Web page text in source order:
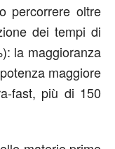
percorrere oltre
dei tempi di
la maggioranza
maggiore
fast, più di 150